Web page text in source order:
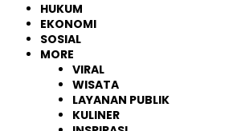
HUKUM
EKONOMI
SOSIAL
MORE
VIRAL
WISATA
LAYANAN PUBLIK
KULINER